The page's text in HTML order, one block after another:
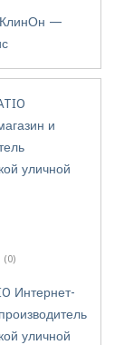
—
(0)
Интернет-
уличной